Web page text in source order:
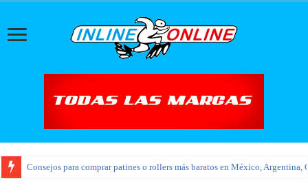
Consejos para comprar patines o rollers más baratos en México, Argentina,